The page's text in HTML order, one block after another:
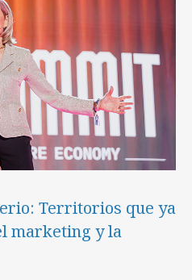
Territorios que ya
marketing y la